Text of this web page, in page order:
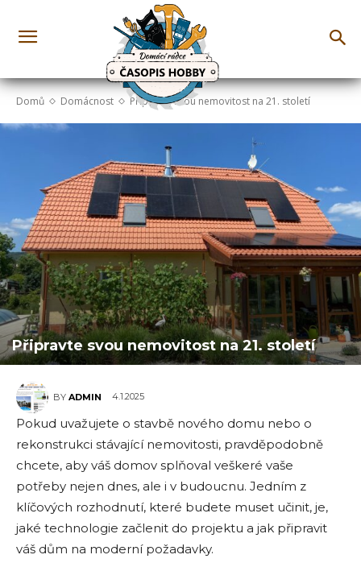
Domů Domácnost Připravte svou nemovitost na 21. století
Připravte svou nemovitost na 21. století
BY ADMIN 4.1.2025
Pokud uvažujete o stavbě nového domu nebo o
rekonstrukci stávající nemovitosti, pravděpodobně
chcete, aby váš domov splňoval veškeré vaše
potřeby nejen dnes, ale i v budoucnu. Jedním z
klíčových rozhodnutí, které budete muset učinit, je,
jaké technologie začlenit do projektu a jak připravit
váš dům na moderní požadavky.